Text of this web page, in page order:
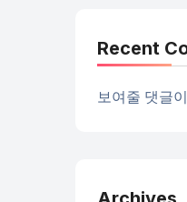
Recent
보여줄 댓글